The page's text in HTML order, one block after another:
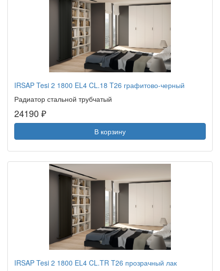
IRSAP Tesi 2 1800 EL4 CL.18 T26 графитово-черный
Радиатор стальной трубчатый
24190 ₽
В корзину
IRSAP Tesi 2 1800 EL4 CL.TR T26 прозрачный лак